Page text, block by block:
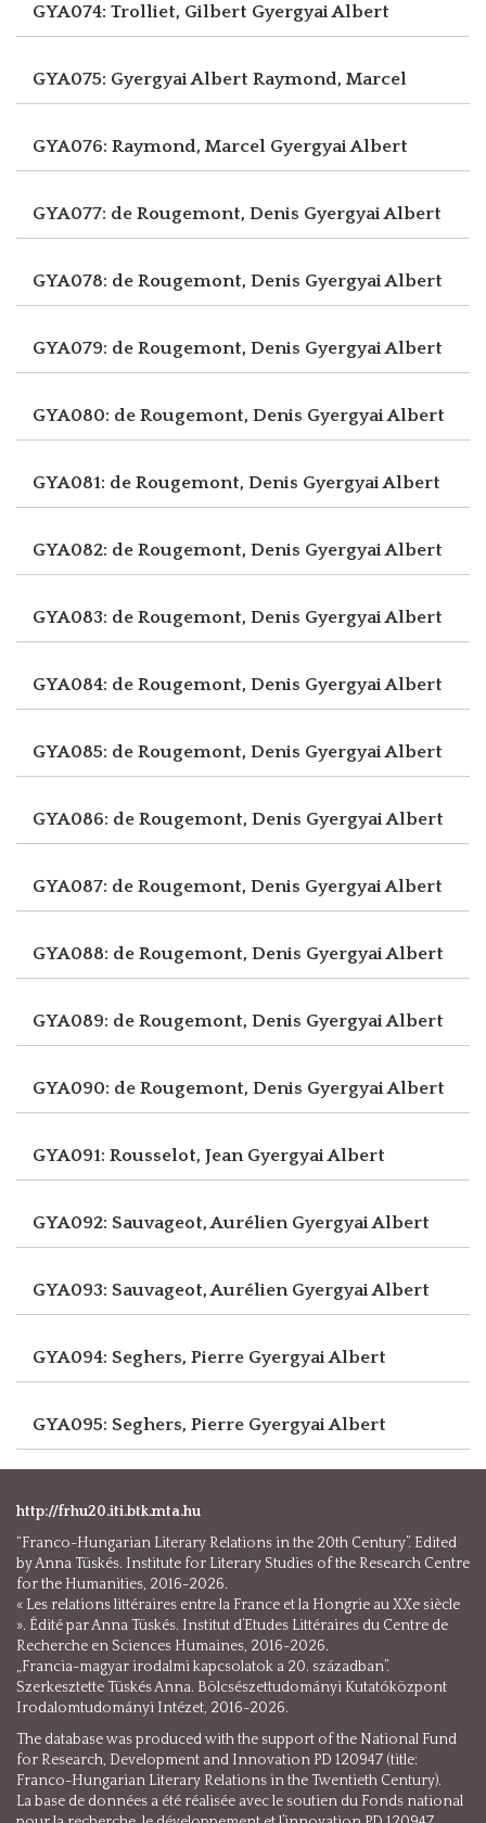
GYA074: Trolliet, Gilbert Gyergyai Albert
GYA075: Gyergyai Albert Raymond, Marcel
GYA076: Raymond, Marcel Gyergyai Albert
GYA077: de Rougemont, Denis Gyergyai Albert
GYA078: de Rougemont, Denis Gyergyai Albert
GYA079: de Rougemont, Denis Gyergyai Albert
GYA080: de Rougemont, Denis Gyergyai Albert
GYA081: de Rougemont, Denis Gyergyai Albert
GYA082: de Rougemont, Denis Gyergyai Albert
GYA083: de Rougemont, Denis Gyergyai Albert
GYA084: de Rougemont, Denis Gyergyai Albert
GYA085: de Rougemont, Denis Gyergyai Albert
GYA086: de Rougemont, Denis Gyergyai Albert
GYA087: de Rougemont, Denis Gyergyai Albert
GYA088: de Rougemont, Denis Gyergyai Albert
GYA089: de Rougemont, Denis Gyergyai Albert
GYA090: de Rougemont, Denis Gyergyai Albert
GYA091: Rousselot, Jean Gyergyai Albert
GYA092: Sauvageot, Aurélien Gyergyai Albert
GYA093: Sauvageot, Aurélien Gyergyai Albert
GYA094: Seghers, Pierre Gyergyai Albert
GYA095: Seghers, Pierre Gyergyai Albert
http://frhu20.iti.btk.mta.hu
“Franco-Hungarian Literary Relations in the 20th Century”. Edited
by Anna Tüskés. Institute for Literary Studies of the Research Centre
for the Humanities, 2016-2026.
« Les relations littéraires entre la France et la Hongrie au XXe siècle
». Édité par Anna Tüskés. Institut d’Etudes Littéraires du Centre de
Recherche en Sciences Humaines, 2016-2026.
„Francia-magyar irodalmi kapcsolatok a 20. században”.
Szerkesztette Tüskés Anna. Bölcsészettudományi Kutatóközpont
Irodalomtudományi Intézet, 2016-2026.
The database was produced with the support of the National Fund
for Research, Development and Innovation PD 120947 (title:
Franco-Hungarian Literary Relations in the Twentieth Century).
La base de données a été réalisée avec le soutien du Fonds national